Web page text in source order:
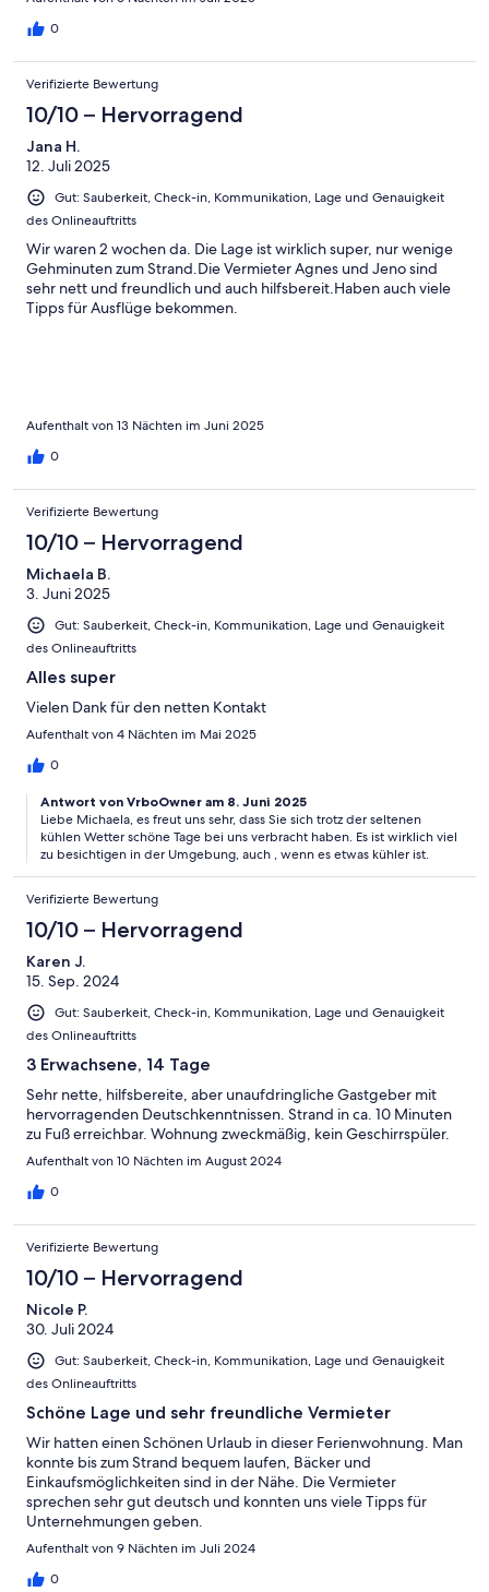
0
Verifizierte Bewertung
10/10 – Hervorragend
Jana H.
12. Juli 2025
Gut: Sauberkeit, Check-in, Kommunikation, Lage und Genauigkeit
des Onlineauftritts
Wir waren 2 wochen da. Die Lage ist wirklich super, nur wenige
Gehminuten zum Strand.Die Vermieter Agnes und Jeno sind
sehr nett und freundlich und auch hilfsbereit.Haben auch viele
Tipps für Ausflüge bekommen.
Aufenthalt von 13 Nächten im Juni 2025
0
Verifizierte Bewertung
10/10 – Hervorragend
Michaela B.
3. Juni 2025
Gut: Sauberkeit, Check-in, Kommunikation, Lage und Genauigkeit
des Onlineauftritts
Alles super
Vielen Dank für den netten Kontakt
Aufenthalt von 4 Nächten im Mai 2025
0
Antwort von VrboOwner am 8. Juni 2025
Liebe Michaela, es freut uns sehr, dass Sie sich trotz der seltenen
kühlen Wetter schöne Tage bei uns verbracht haben. Es ist wirklich viel
zu besichtigen in der Umgebung, auch , wenn es etwas kühler ist.
Verifizierte Bewertung
10/10 – Hervorragend
Karen J.
15. Sep. 2024
Gut: Sauberkeit, Check-in, Kommunikation, Lage und Genauigkeit
des Onlineauftritts
3 Erwachsene, 14 Tage
Sehr nette, hilfsbereite, aber unaufdringliche Gastgeber mit
hervorragenden Deutschkenntnissen. Strand in ca. 10 Minuten
zu Fuß erreichbar. Wohnung zweckmäßig, kein Geschirrspüler.
Aufenthalt von 10 Nächten im August 2024
0
Verifizierte Bewertung
10/10 – Hervorragend
Nicole P.
30. Juli 2024
Gut: Sauberkeit, Check-in, Kommunikation, Lage und Genauigkeit
des Onlineauftritts
Schöne Lage und sehr freundliche Vermieter
Wir hatten einen Schönen Urlaub in dieser Ferienwohnung. Man
konnte bis zum Strand bequem laufen, Bäcker und
Einkaufsmöglichkeiten sind in der Nähe. Die Vermieter
sprechen sehr gut deutsch und konnten uns viele Tipps für
Unternehmungen geben.
Aufenthalt von 9 Nächten im Juli 2024
0